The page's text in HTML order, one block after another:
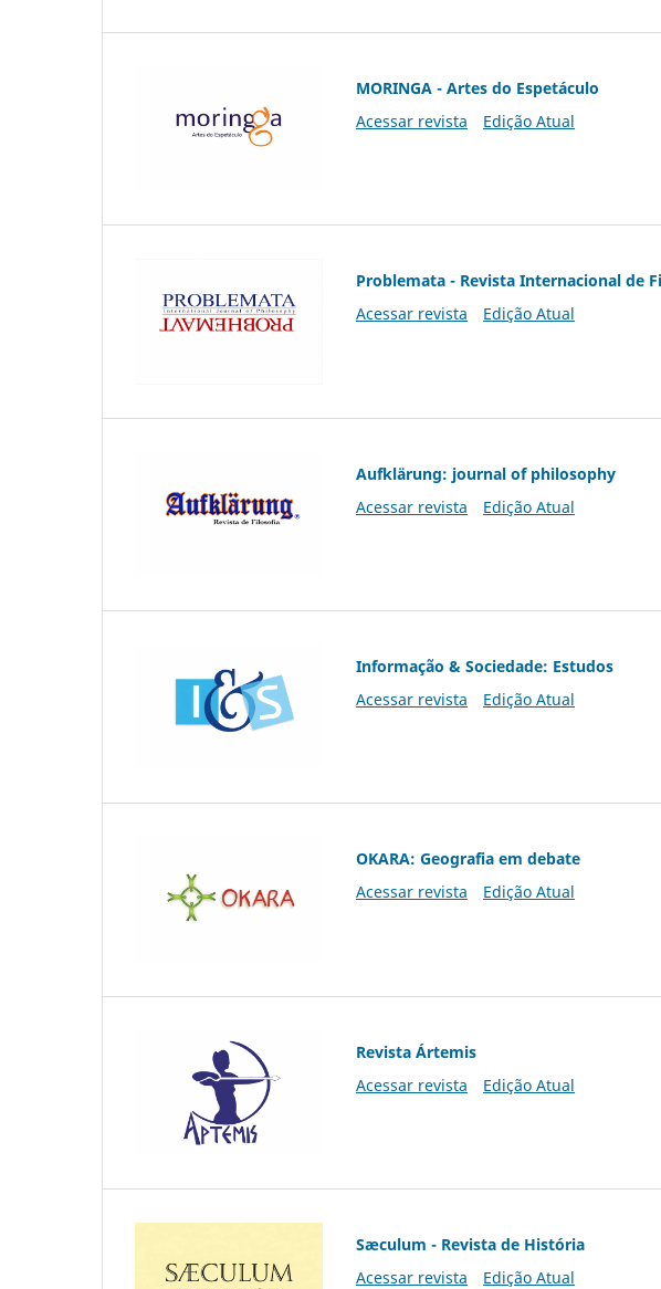
MORINGA - Artes do Espetáculo
Acessar revista
Edição Atual
Problemata - Revista Internacional de
Acessar revista
Edição Atual
Aufklärung: journal of philosophy
Acessar revista
Edição Atual
Informação & Sociedade: Estudos
Acessar revista
Edição Atual
OKARA: Geografia em debate
Acessar revista
Edição Atual
Revista Ártemis
Acessar revista
Edição Atual
Sæculum - Revista de História
Acessar revista
Edição Atual